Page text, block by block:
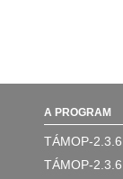
A PROGRAM
TÁMOP-
TÁMOP-